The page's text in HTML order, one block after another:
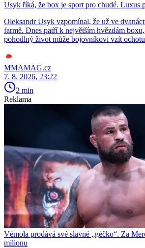
Usyk říká, že box je sport pro chudé. Luxus
Oleksandr Usyk vzpomínal, že už ve
farmě. Dnes patří k největším hvězdám
pohodlný život může bojovníkovi vzít ochotu
MMAMAG.cz
7. 8. 2026, 23:22
2 min
Reklama
Vémola prodává své slavné „géčko“. Za
milionu